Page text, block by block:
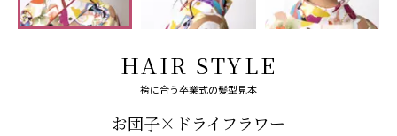
HAIR STYLE
袴に合う卒業式の髪型見本
お団子×ドライフラワー